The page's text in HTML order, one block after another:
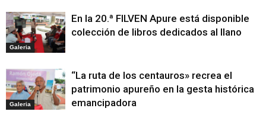
Galeria
En la 20.ª FILVEN Apure está disponible
colección de libros dedicados al llano
Galeria
“La ruta de los centauros» recrea el
patrimonio apureño en la gesta histórica
emancipadora